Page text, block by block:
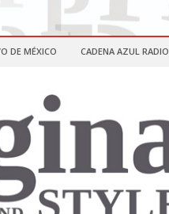
DE MÉXICO CADENA AZUL RADIO